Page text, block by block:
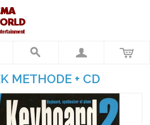
METHODE + CD